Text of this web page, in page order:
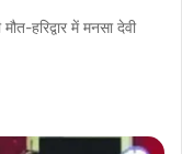
हरिद्वार में मनसा देवी